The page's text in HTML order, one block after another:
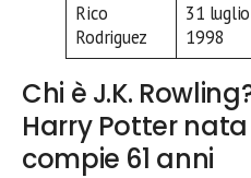
Rico
Rodriguez
31 luglio
1998
Chi è J.K.
Harry Potter nata
compie 61 anni